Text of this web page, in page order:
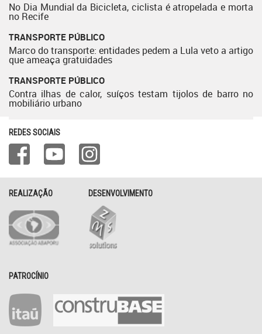
No Dia Mundial da Bicicleta, ciclista é atropelada e morta
no Recife
TRANSPORTE PÚBLICO
Marco do transporte: entidades pedem a Lula veto a artigo
que ameaça gratuidades
TRANSPORTE PÚBLICO
Contra ilhas de calor, suíços testam tijolos de barro no
mobiliário urbano
REDES SOCIAIS
REALIZAÇÃO DESENVOLVIMENTO
PATROCÍNIO